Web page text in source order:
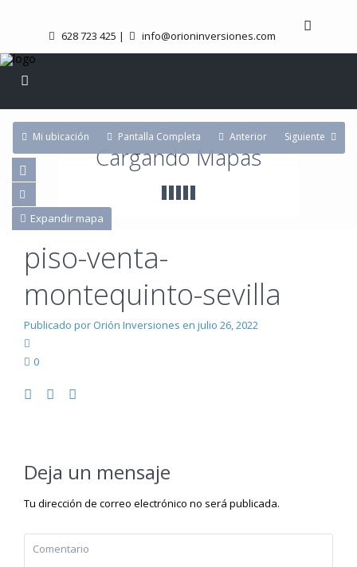
628 723 425 | info@orioninversiones.com
Cargando Mapas
Expandir mapa
Mi ubicación Pantalla Completa Anterior Siguiente
piso-venta-
montequinto-sevilla
Publicado por Orión Inversiones en julio 26, 2022
0
Deja un mensaje
Tu dirección de correo electrónico no será publicada.